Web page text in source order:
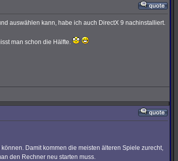
auswählen kann, habe ich auch DirectX 9 nachinstalliert.
man schon die Hälfte.
Damit kommen die meisten älteren Spiele zurecht,
den Rechner neu starten muss.